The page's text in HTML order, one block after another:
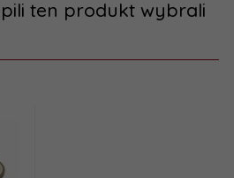
ten produkt wybrali